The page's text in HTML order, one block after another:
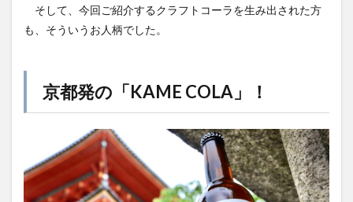
そして、今回ご紹介するクラフトコーラを生み出された方
も、そういうお人柄でした。
京都発の「KAME COLA」！
ノンアル
F&F クラフトコーラ
CHOICE COLA ORIGINAL CRAFT
citycamp
Coke_ON_Passシリーズ
coland
FANTA
NARA COLA
herocola
jiu
KAMECOLA
karmanncoffee
Meimetsu
MOTO COLA
MotoCola
muennnosuke